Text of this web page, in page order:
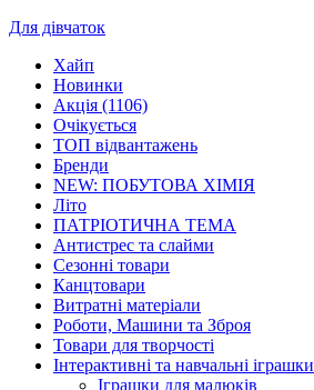
Для дівчаток
Хайп
Новинки
Акція (1106)
Очікується
ТОП відвантажень
Бренди
NEW: ПОБУТОВА ХІМІЯ
Літо
ПАТРІОТИЧНА ТЕМА
Антистрес та слайми
Сезонні товари
Канцтовари
Витратні матеріали
Роботи, Машини та Зброя
Товари для творчості
Інтерактивні та навчальні іграшки
Іграшки для малюків